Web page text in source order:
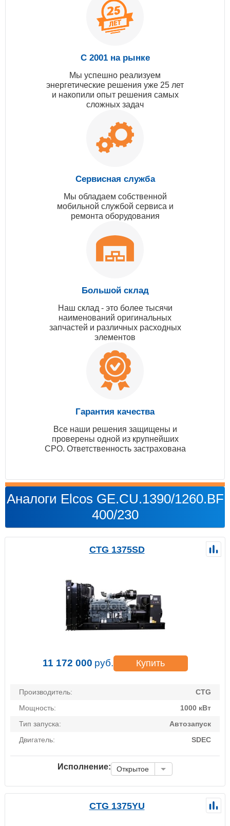
С 2001 на рынке
Мы успешно реализуем
энергетические решения уже 25 лет
и накопили опыт решения самых
сложных задач
Сервисная служба
Мы обладаем собственной
мобильной службой сервиса и
ремонта оборудования
Большой склад
Наш склад - это более тысячи
наименований оригинальных
запчастей и различных расходных
элементов
Гарантия качества
Все наши решения защищены и
проверены одной из крупнейших
СРО. Ответственность застрахована
Аналоги Elcos GE.CU.1390/1260.BF
400/230
CTG 1375SD
11 172 000 руб. Купить
Производитель:
CTG
Мощность:
1000 кВт
Тип запуска:
Автозапуск
Двигатель:
SDEC
Исполнение: Открытое
CTG 1375YU